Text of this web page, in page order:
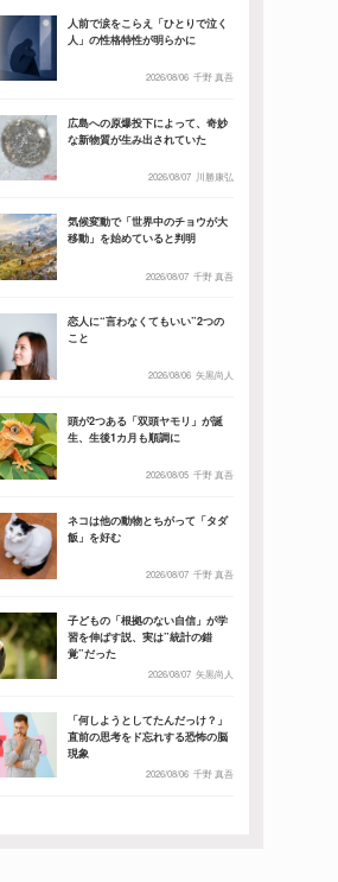
人前で涙をこらえ「ひとりで泣く
人」の性格特性が明らかに
2026/08/06 千野 真吾
広島への原爆投下によって、奇妙
な新物質が生み出されていた
2026/08/07 川勝康弘
気候変動で「世界中のチョウが大
移動」を始めていると判明
2026/08/07 千野 真吾
恋人に“言わなくてもいい”2つの
こと
2026/08/06 矢黒尚人
頭が2つある「双頭ヤモリ」が誕
生、生後1カ月も順調に
2026/08/05 千野 真吾
ネコは他の動物とちがって「タダ
飯」を好む
2026/08/07 千野 真吾
子どもの「根拠のない自信」が学
習を伸ばす説、実は”統計の錯
覚”だった
2026/08/07 矢黒尚人
「何しようとしてたんだっけ？」
直前の思考をド忘れする恐怖の脳
現象
2026/08/06 千野 真吾